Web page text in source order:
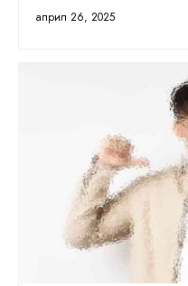
април 26, 2025